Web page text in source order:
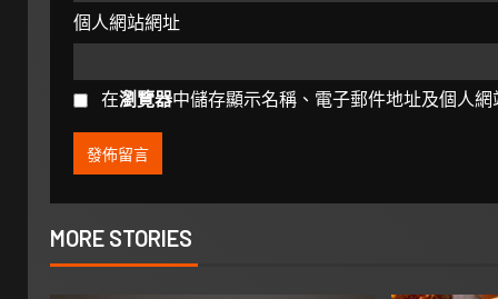
個人網站網址
在瀏覽器中儲存顯示名稱、電子郵件地址及個人
MORE STORIES